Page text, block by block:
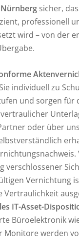
sicher,
professionell
wird – von der
individuell zu
und sorgen für
oder über
verschlossener
Vernichtung
Vertraulichkeit
IT-Asset-
Büroelektronik
Monitore werden